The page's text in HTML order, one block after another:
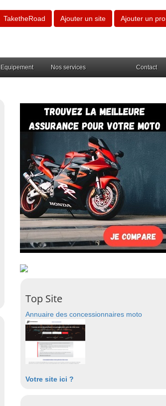
TaketheRoad Ajouter un site Ajouter un pro
Equipement Nos services Contact
Top Site
Annuaire des concessionnaires moto
Votre site ici ?